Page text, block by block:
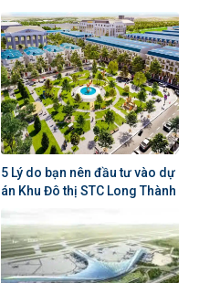
5 Lý do bạn nên đầu tư vào dự
án Khu Đô thị STC Long Thành